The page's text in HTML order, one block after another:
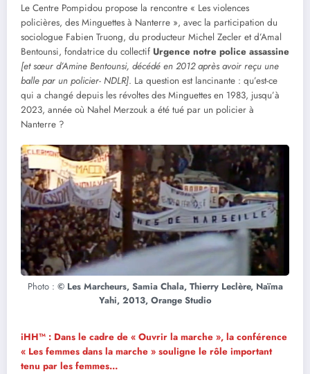
Le Centre Pompidou propose la rencontre « Les violences
policières, des Minguettes à Nanterre », avec la participation du
sociologue Fabien Truong, du producteur Michel Zecler et d’Amal
Bentounsi, fondatrice du collectif Urgence notre police assassine
[et sœur d’Amine Bentounsi, décédé en 2012 après avoir reçu une
balle par un policier- NDLR]. La question est lancinante : qu’est-ce
qui a changé depuis les révoltes des Minguettes en 1983, jusqu’à
2023, année où Nahel Merzouk a été tué par un policier à
Nanterre ?
Photo : © Les Marcheurs, Samia Chala, Thierry Leclère, Naïma
Yahi, 2013, Orange Studio
iHH™ : Dans le cadre de « Ouvrir la marche », la conférence
« Les femmes dans la marche » souligne le rôle important
tenu par les femmes…